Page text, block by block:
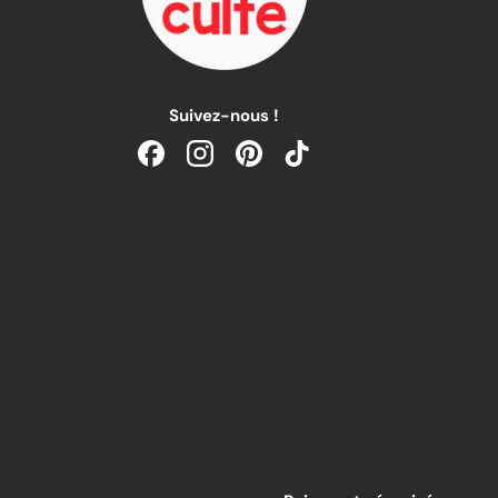
Suivez-nous !
FacebookInstagramPinterestTikTok